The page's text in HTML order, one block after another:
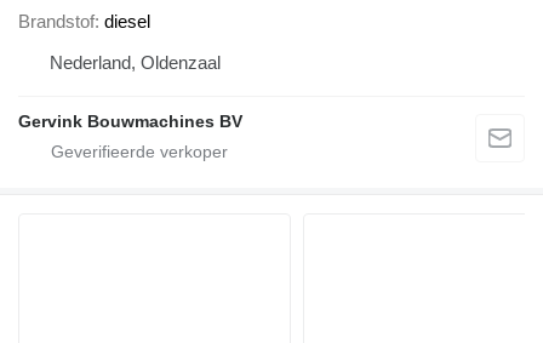
Brandstof diesel
Nederland, Oldenzaal
Gervink Bouwmachines BV